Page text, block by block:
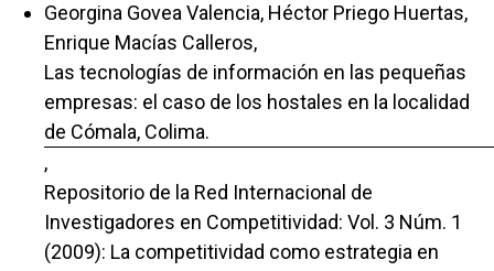
Georgina Govea Valencia, Héctor Priego Huertas,
Enrique Macías Calleros,
Las tecnologías de información en las pequeñas
empresas: el caso de los hostales en la localidad
de Cómala, Colima.
,
Repositorio de la Red Internacional de
Investigadores en Competitividad: Vol. 3 Núm. 1
(2009): La competitividad como estrategia en